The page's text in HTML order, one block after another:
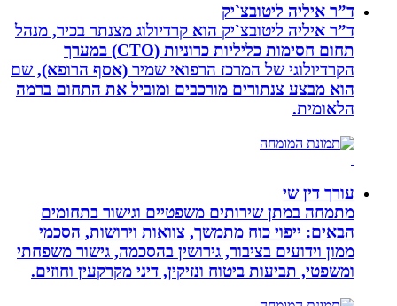
ד”ר איליה ליטובצ`יק
ד”ר איליה ליטובצ`יק הוא קרדיולוג מצנתר בכיר, מנהל
תחום חסימות כליליות כרוניות (CTO) במערך
הקרדיולוגי של המרכז הרפואי שמיר (אסף הרופא), שם
הוא מבצע צנתורים מורכבים ומוביל את התחום ברמה
הלאומית.
עורך דין שי
מתמחה במתן שירותים משפטיים וגישור בתחומים
הבאים: ייפוי כוח מתמשך, צוואות וירושות, הסכמי
ממון וידועים בציבור, גירושין בהסכמה, גישור משפחתי
ומשפטי, תביעות ביטוח ונזיקין, דיני מקרקעין וחוזים.